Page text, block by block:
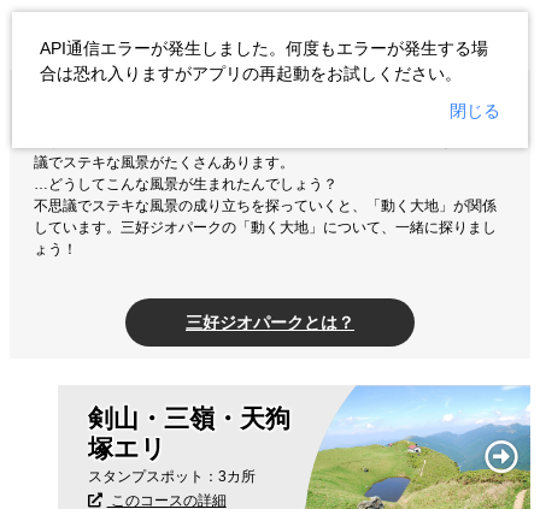
ジオパーク
徳島県の西の端にある三好ジオパークエリア。ここには、山の斜面に点
議でステキな風景がたくさんあります。
…どうしてこんな風景が生まれたんでしょう？
不思議でステキな風景の成り立ちを探っていくと、「動く大地」が関係
しています。三好ジオパークの「動く大地」について、一緒に探りまし
ょう！
三好ジオパークとは？
剣山・三嶺・天狗
塚エリ
スタンプスポット：3カ所
このコースの詳細
API通信エラーが発生しました。何度もエラーが発生する場
合は恐れ入りますがアプリの再起動をお試しください。
閉じる